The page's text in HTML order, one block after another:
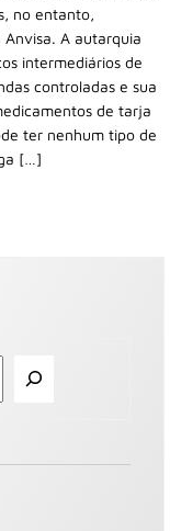
no entanto,
A autarquia
intermediários de
controladas e sua
de tarja
ter nenhum tipo de
[…]